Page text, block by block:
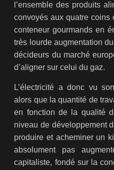
l’ensemble des produits
convoyés aux quatre
conteneur gourmands en
très lourde augmentation
décideurs du marché
d’aligner sur celui du gaz.
L’électricité a donc vu
alors que la quantité de
en fonction de la qualité
niveau de développement
produire et acheminer un
absolument pas
capitaliste, fondé sur la